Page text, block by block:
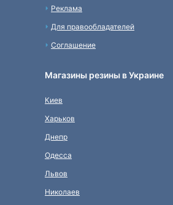
Реклама
Для правообладателей
Соглашение
Магазины резины в Украине
Киев
Харьков
Днепр
Одесса
Львов
Николаев